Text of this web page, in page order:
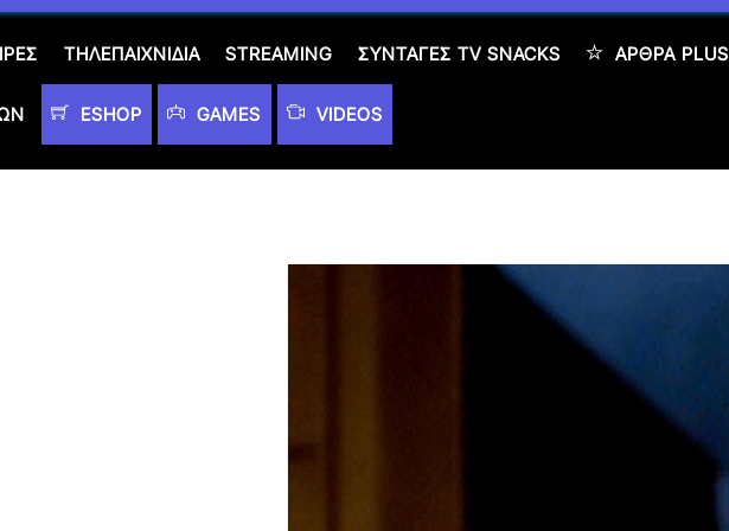
ΤΗΛΕΠΑΙΧΝΊΔΙΑ STREAMING ΣΥΝΤΑΓΈΣ TV SNACKS ΆΡΘΡΑ PLUS
ESHOP GAMES VIDEOS